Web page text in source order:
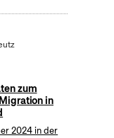
zum
in
2024 in der